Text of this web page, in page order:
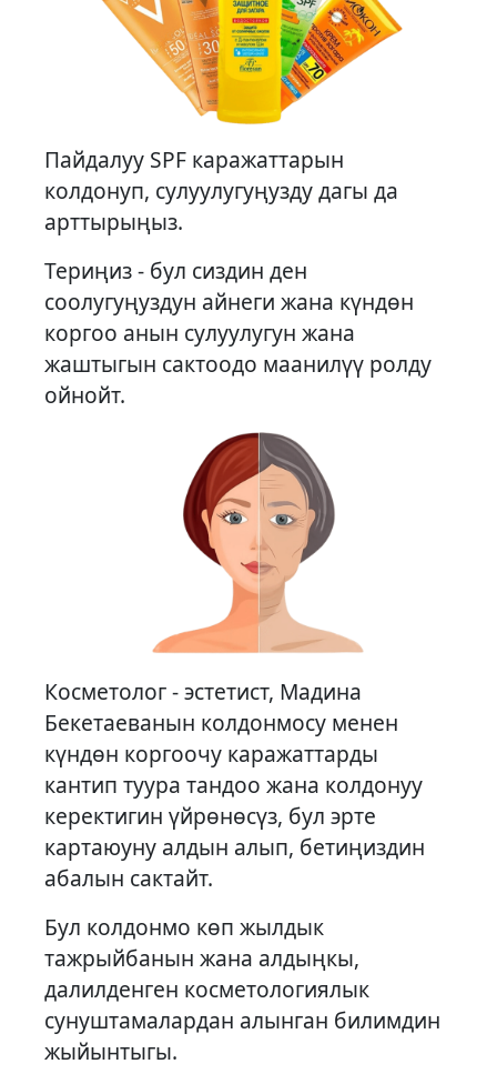
Пайдалуу SPF каражаттарын
колдонуп, сулуулугуңузду дагы да
арттырыңыз.
Териңиз - бул сиздин ден
соолугуңуздун айнеги жана күндөн
коргоо анын сулуулугун жана
жаштыгын сактоодо маанилүү ролду
ойнойт.
Косметолог - эстетист, Мадина
Бекетаеванын колдонмосу менен
күндөн коргоочу каражаттарды
кантип туура тандоо жана колдонуу
керектигин үйрөнөсүз, бул эрте
картаюуну алдын алып, бетиңиздин
абалын сактайт.
Бул колдонмо көп жылдык
тажрыйбанын жана алдыңкы,
далилденген косметологиялык
сунуштамалардан алынган билимдин
жыйынтыгы.